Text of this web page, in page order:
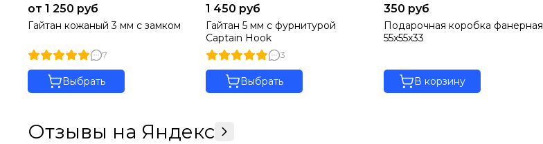
от 1 250 руб
Гайтан кожаный 3 мм с замком
7
Выбрать
1 450 руб
Гайтан 5 мм с фурнитурой
Captain Hook
3
Выбрать
350 руб
Подарочная коробка фанерная
55х55х33
В корзину
Отзывы на Яндекс